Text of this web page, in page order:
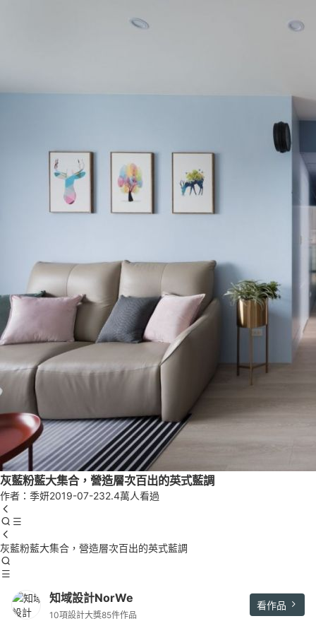
灰藍粉藍大集合，營造層次百出的英式藍調
作者：季妍2019-07-232.4萬人看過
灰藍粉藍大集合，營造層次百出的英式藍調
知域設計NorWe
10項設計大獎85件作品
看作品